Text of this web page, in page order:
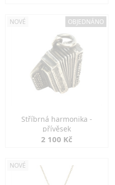
NOVÉ OBJEDNÁNO
Stříbrná harmonika -
přívěsek
2 100 Kč
NOVÉ